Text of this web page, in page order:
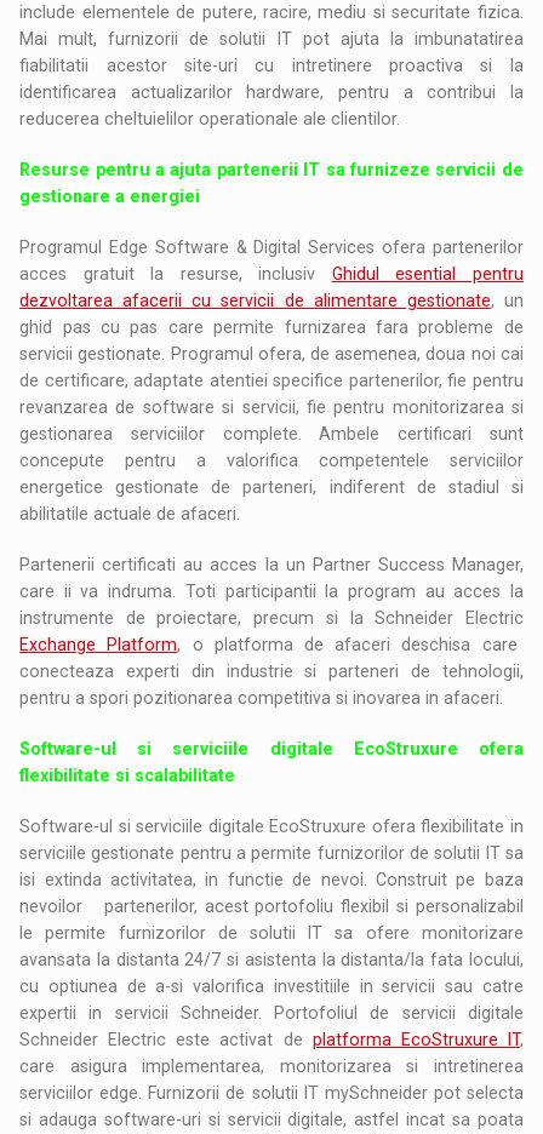
include elementele de putere, racire, mediu si securitate fizica.
Mai mult, furnizorii de solutii IT pot ajuta la imbunatatirea
fiabilitatii acestor site-uri cu intretinere proactiva si la
identificarea actualizarilor hardware, pentru a contribui la
reducerea cheltuielilor operationale ale clientilor.
Resurse pentru a ajuta partenerii IT sa furnizeze servicii de
gestionare a energiei
Programul Edge Software & Digital Services ofera partenerilor
acces gratuit la resurse, inclusiv Ghidul esential pentru
dezvoltarea afacerii cu servicii de alimentare gestionate, un
ghid pas cu pas care permite furnizarea fara probleme de
servicii gestionate. Programul ofera, de asemenea, doua noi cai
de certificare, adaptate atentiei specifice partenerilor, fie pentru
revanzarea de software si servicii, fie pentru monitorizarea si
gestionarea serviciilor complete. Ambele certificari sunt
concepute pentru a valorifica competentele serviciilor
energetice gestionate de parteneri, indiferent de stadiul si
abilitatile actuale de afaceri.
Partenerii certificati au acces la un Partner Success Manager,
care ii va indruma. Toti participantii la program au acces la
instrumente de proiectare, precum si la Schneider Electric
Exchange Platform, o platforma de afaceri deschisa care
conecteaza experti din industrie si parteneri de tehnologii,
pentru a spori pozitionarea competitiva si inovarea in afaceri.
Software-ul si serviciile digitale EcoStruxure ofera
flexibilitate si scalabilitate
Software-ul si serviciile digitale EcoStruxure ofera flexibilitate in
serviciile gestionate pentru a permite furnizorilor de solutii IT sa
isi extinda activitatea, in functie de nevoi. Construit pe baza
nevoilor partenerilor, acest portofoliu flexibil si personalizabil
le permite furnizorilor de solutii IT sa ofere monitorizare
avansata la distanta 24/7 si asistenta la distanta/la fata locului,
cu optiunea de a-si valorifica investitiile in servicii sau catre
expertii in servicii Schneider. Portofoliul de servicii digitale
Schneider Electric este activat de platforma EcoStruxure IT,
care asigura implementarea, monitorizarea si intretinerea
serviciilor edge. Furnizorii de solutii IT mySchneider pot selecta
si adauga software-uri si servicii digitale, astfel incat sa poata